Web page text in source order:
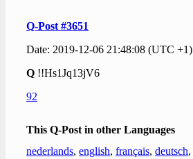
Q-Post #3651
Date: 2019-12-06 21:48:08 (UTC +1)
Q !!Hs1Jq13jV6
92
This Q-Post in other Languages
nederlands, english, français, deutsch,